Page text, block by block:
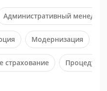
Административный
Модернизация
страхование Процедура